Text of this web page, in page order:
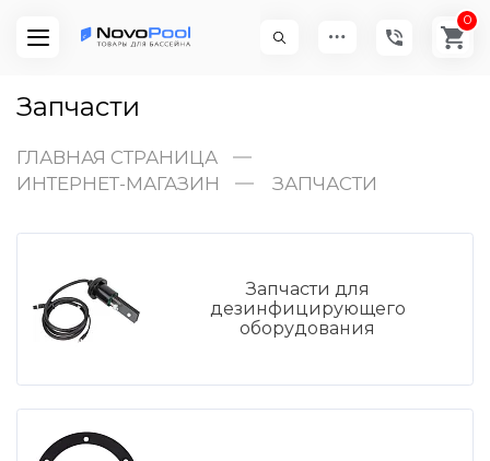
0
Запчасти
ГЛАВНАЯ СТРАНИЦА
ИНТЕРНЕТ-МАГАЗИН
ЗАПЧАСТИ
Запчасти для
дезинфицирующего
оборудования